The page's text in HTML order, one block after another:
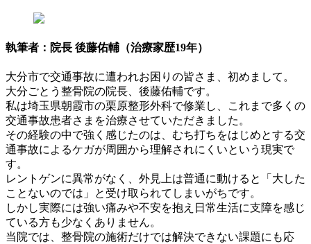
執筆者：院長 後藤佑輔（治療家歴19年）
大分市で交通事故に遭われお困りの皆さま、初めまして。
大分ごとう整骨院の院長、後藤佑輔です。
私は埼玉県朝霞市の栗原整形外科で修業し、これまで多くの
交通事故患者さまを治療させていただきました。
その経験の中で強く感じたのは、むち打ちをはじめとする交
通事故によるケガが周囲から理解されにくいという現実で
す。
レントゲンに異常がなく、外見上は普通に動けると「大した
ことないのでは」と受け取られてしまいがちです。
しかし実際には強い痛みや不安を抱え日常生活に支障を感じ
ている方も少なくありません。
当院では、整骨院の施術だけでは解決できない課題にも応